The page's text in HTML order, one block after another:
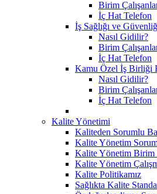
Birim
İç Hat Telefon
İş Sağlığı ve
Nasıl Gidilir?
Birim
İç Hat Telefon
Kamu Özel İş Birliği
Nasıl Gidilir?
Birim
İç Hat Telefon
Kalite Yönetimi
Kaliteden Sorumlu
Kalite Yönetim
Kalite Yönetim Birim
Kalite Yönetim
Kalite Politikamız
Sağlıkta Kalite